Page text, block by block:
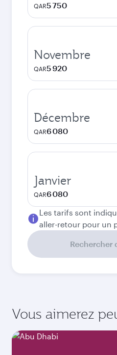
QAR5 750
Novembre
QAR5 920
Décembre
QAR6 080
Janvier
QAR6 080
Les tarifs sont
aller-retour pour un
Rechercher
Vous aimerez